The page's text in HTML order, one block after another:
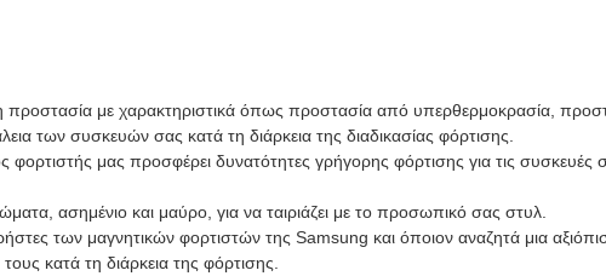
με χαρακτηριστικά όπως προστασία από υπερθερμοκρασία,
των συσκευών σας κατά τη διάρκεια της διαδικασίας φόρτισης.
μας προσφέρει δυνατότητες γρήγορης φόρτισης για τις συσκευές
ασημένιο και μαύρο, για να ταιριάζει με το προσωπικό σας στυλ.
των μαγνητικών φορτιστών της Samsung και όποιον αναζητά μια
κατά τη διάρκεια της φόρτισης.